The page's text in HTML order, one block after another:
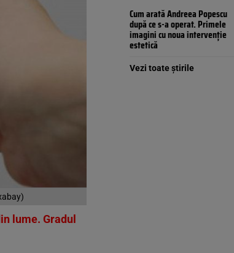
lume. Gradul
Cum arată Andreea Popescu
după ce s-a operat. Primele
imagini cu noua intervenție
estetică
Vezi toate știrile